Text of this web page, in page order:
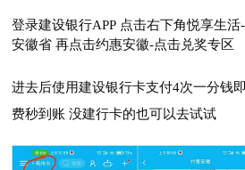
登录建设银行APP 点击右下角悦享生活
安徽省 再点击约惠安徽-点击兑奖专区
进去后使用建设银行卡支付4次一分钱
费秒到账 没建行卡的也可以去试试